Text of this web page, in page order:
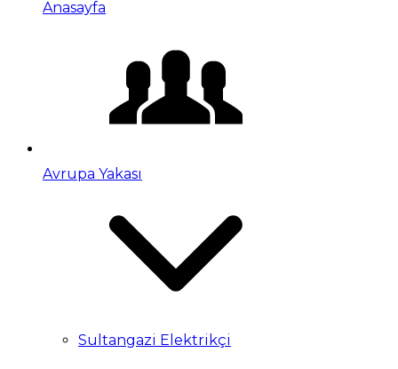
Anasayfa
Avrupa Yakası
Sultangazi Elektrikçi